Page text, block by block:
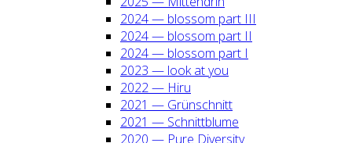
2024 — blos­som part III
2024 — blos­som part II
2024 — blos­som part I
2023 — look at you
2022 — Hiru
2021 — Grün­schnitt
2021 — Schnitt­blu­me
2020 — Pure Diver­si­ty